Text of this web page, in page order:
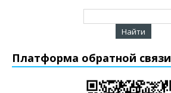
Платформа обратной связи